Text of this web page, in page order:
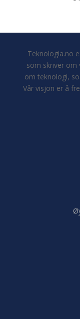
Teknologia.no
som skriver om
om teknologi,
Vår visjon er å